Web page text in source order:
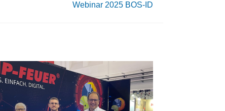
Webinar 2025 BOS-ID